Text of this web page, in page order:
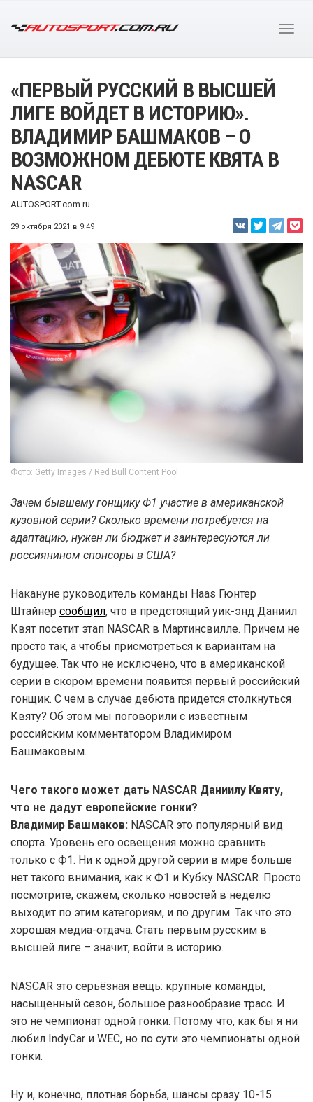
«ПЕРВЫЙ РУССКИЙ В ВЫСШЕЙ
ЛИГЕ ВОЙДЕТ В ИСТОРИЮ».
ВЛАДИМИР БАШМАКОВ – О
ВОЗМОЖНОМ ДЕБЮТЕ КВЯТА В
NASCAR
AUTOSPORT.com.ru
29 октября 2021 в 9:49
Фото: Getty Images / Red Bull Content Pool
Зачем бывшему гонщику Ф1 участие в американской
кузовной серии? Сколько времени потребуется на
адаптацию, нужен ли бюджет и заинтересуются ли
россиянином спонсоры в США?
Накануне руководитель команды Haas Гюнтер
Штайнер сообщил, что в предстоящий уик-энд Даниил
Квят посетит этап NASCAR в Мартинсвилле. Причем не
просто так, а чтобы присмотреться к вариантам на
будущее. Так что не исключено, что в американской
серии в скором времени появится первый российский
гонщик. С чем в случае дебюта придется столкнуться
Квяту? Об этом мы поговорили с известным
российским комментатором Владимиром
Башмаковым.
Чего такого может дать NASCAR Даниилу Квяту,
что не дадут европейские гонки?
Владимир Башмаков: NASCAR это популярный вид
спорта. Уровень его освещения можно сравнить
только с Ф1. Ни к одной другой серии в мире больше
нет такого внимания, как к Ф1 и Кубку NASCAR. Просто
посмотрите, скажем, сколько новостей в неделю
выходит по этим категориям, и по другим. Так что это
хорошая медиа-отдача. Стать первым русским в
высшей лиге – значит, войти в историю.
NASCAR это серьёзная вещь: крупные команды,
насыщенный сезон, большое разнообразие трасс. И
это не чемпионат одной гонки. Потому что, как бы я ни
любил IndyCar и WEC, но по сути это чемпионаты одной
гонки.
Ну и, конечно, плотная борьба, шансы сразу 10-15